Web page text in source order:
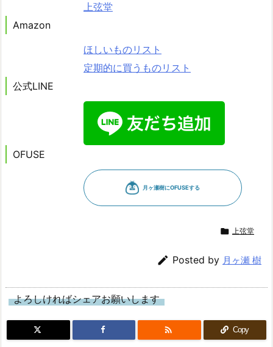
上弦堂
Amazon
ほしいものリスト
定期的に買うものリスト
公式LINE
OFUSE
 上弦堂
 Posted by 月ヶ瀬 樹
よろしければシェアお願いします
 Copy